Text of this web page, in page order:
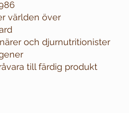
världen över
och djurnutritionister
till färdig produkt